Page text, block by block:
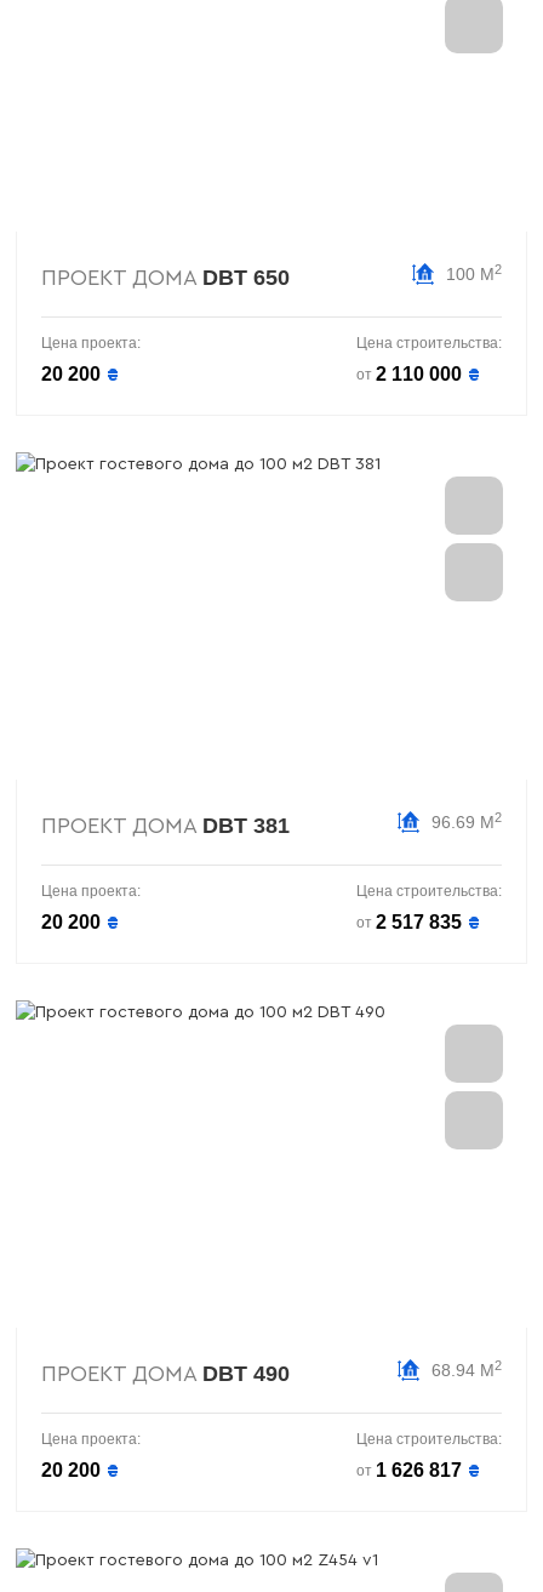
ПРОЕКТ ДОМА DBT 650 100 М2
Цена проекта:
20 200 ₴
Цена строительства:
от 2 110 000 ₴
ПРОЕКТ ДОМА DBT 381 96.69 М2
Цена проекта:
20 200 ₴
Цена строительства:
от 2 517 835 ₴
ПРОЕКТ ДОМА DBT 490 68.94 М2
Цена проекта:
20 200 ₴
Цена строительства:
от 1 626 817 ₴